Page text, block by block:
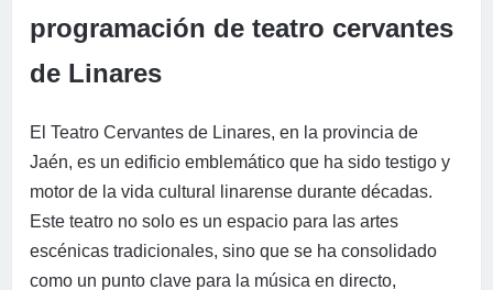
programación de teatro cervantes
de Linares
El Teatro Cervantes de Linares, en la provincia de
Jaén, es un edificio emblemático que ha sido testigo y
motor de la vida cultural linarense durante décadas.
Este teatro no solo es un espacio para las artes
escénicas tradicionales, sino que se ha consolidado
como un punto clave para la música en directo,